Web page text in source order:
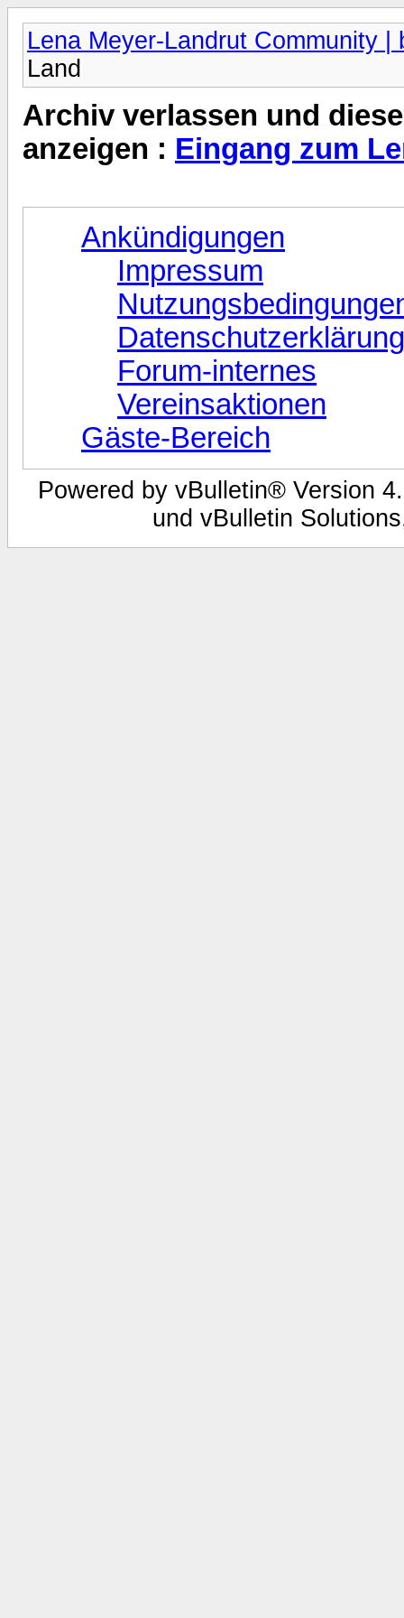
Lena Meyer-Landrut Community |
Land
Archiv verlassen und
anzeigen : Eingang zum
Ankündigungen
Impressum
Datenschutzerklärung
Forum-internes
Vereinsaktionen
Gäste-Bereich
Powered by vBulletin® Version
und vBulletin